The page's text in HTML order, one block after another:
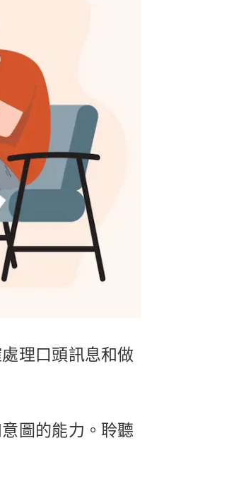
理口頭訊息和做
圖的能力。聆聽